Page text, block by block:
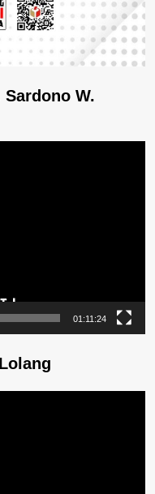
Sardono W.
01:11:24